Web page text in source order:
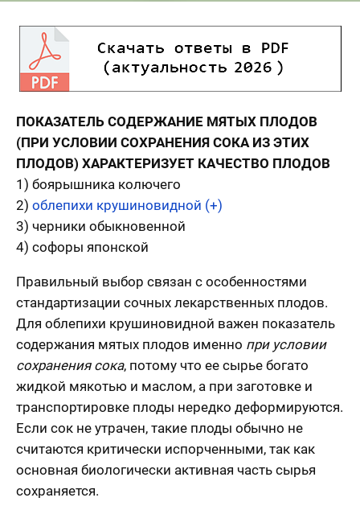
ПОКАЗАТЕЛЬ СОДЕРЖАНИЕ МЯТЫХ ПЛОДОВ
(ПРИ УСЛОВИИ СОХРАНЕНИЯ СОКА ИЗ ЭТИХ
ПЛОДОВ) ХАРАКТЕРИЗУЕТ КАЧЕСТВО ПЛОДОВ
1) боярышника колючего
2) облепихи крушиновидной (+)
3) черники обыкновенной
4) софоры японской
Правильный выбор связан с особенностями
стандартизации сочных лекарственных плодов.
Для облепихи крушиновидной важен показатель
содержания мятых плодов именно при условии
сохранения сока, потому что ее сырье богато
жидкой мякотью и маслом, а при заготовке и
транспортировке плоды нередко деформируются.
Если сок не утрачен, такие плоды обычно не
считаются критически испорченными, так как
основная биологически активная часть сырья
сохраняется.